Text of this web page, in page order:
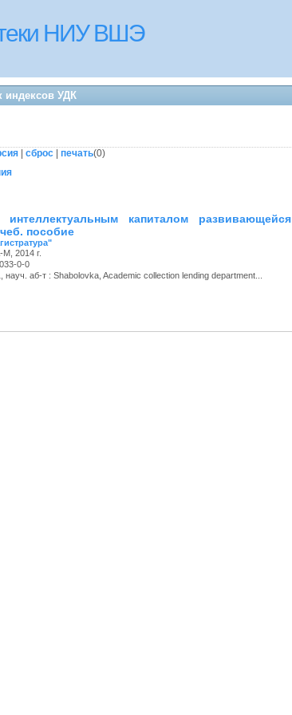
НИУ ВШЭ
индексов УДК
сброс печать(0)
интеллектуальным капиталом развивающейся
пособие
2014 г.
0-0
науч. аб-т : Shabolovka, Academic collection lending department...